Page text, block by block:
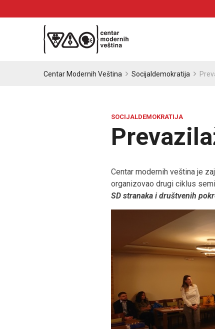
Centar Modernih Veština Socijaldemokratija
SOCIJALDEMOKRATIJA
Centar modernih veština je
organizovao drugi ciklus
SD stranaka i društvenih